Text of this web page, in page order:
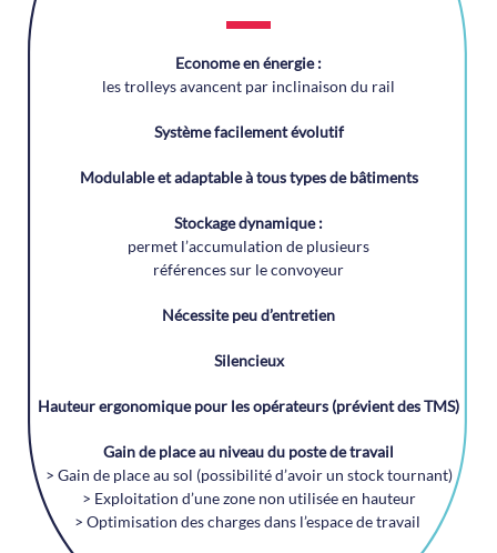
Econome en énergie :
les trolleys avancent par inclinaison du rail
Système facilement évolutif
Modulable et adaptable à tous types de bâtiments
Stockage dynamique :
permet l’accumulation de plusieurs
références sur le convoyeur
Nécessite peu d’entretien
Silencieux
Hauteur ergonomique pour les opérateurs (prévient des TMS)
Gain de place au niveau du poste de travail
> Gain de place au sol (possibilité d’avoir un stock tournant)
> Exploitation d’une zone non utilisée en hauteur
> Optimisation des charges dans l’espace de travail